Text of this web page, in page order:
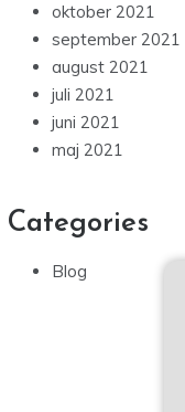
oktober 2021
september 2021
august 2021
juli 2021
juni 2021
maj 2021
Categories
Blog